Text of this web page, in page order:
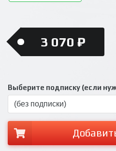
3 070 ₽
Выберите подписку (если